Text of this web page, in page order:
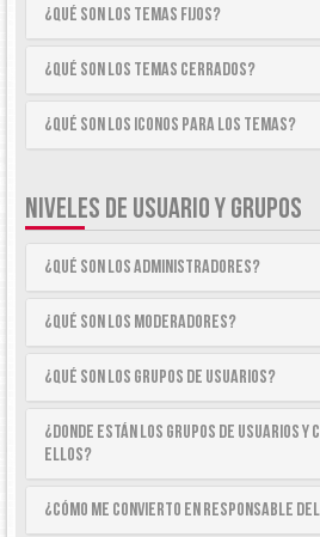
¿Qué son los temas fijos?
¿Qué son los temas cerrados?
¿Qué son los iconos para los temas?
NIVELES DE USUARIO Y GRUPOS
¿Qué son los Administradores?
¿Qué son los Moderadores?
¿Qué son los Grupos de Usuarios?
¿Donde están los Grupos de Usuarios y
ellos?
¿Cómo me convierto en Responsable